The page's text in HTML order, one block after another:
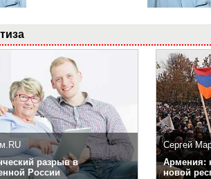
разрыв в
России
Сергей
Армения:
новой